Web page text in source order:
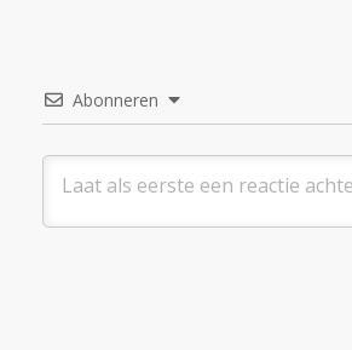
Abonneren